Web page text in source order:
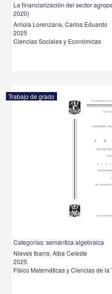
La financiarización del sector
2020)
Arriola Lorenzana, Carlos Eduardo
2025
Ciencias Sociales y Económicas
Trabajo de grado
Categorías: semántica algebraica
Nieves Ibarra, Alba Celeste
2025
Físico Matemáticas y Ciencias de la